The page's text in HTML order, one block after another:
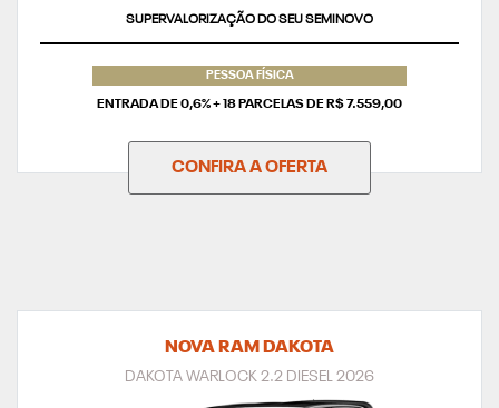
TAXA ZERO
PESSOA FÍSICA
ENTRADA DE 0,6% + 18 PARCELAS DE R$ 7.559,00
CONFIRA A OFERTA
NOVA RAM DAKOTA
DAKOTA WARLOCK 2.2 DIESEL 2026